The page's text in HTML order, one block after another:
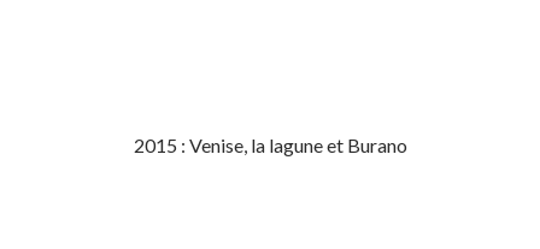
2015 : Venise, la lagune et Burano